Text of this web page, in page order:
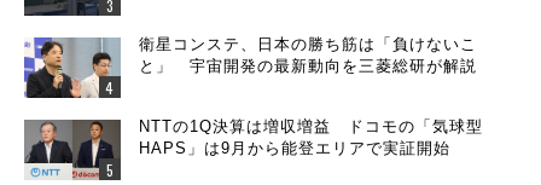
衛星コンステ、日本の勝ち筋は「負けないこ
と」 宇宙開発の最新動向を三菱総研が解説
NTTの1Q決算は増収増益 ドコモの「気球型
HAPS」は9月から能登エリアで実証開始